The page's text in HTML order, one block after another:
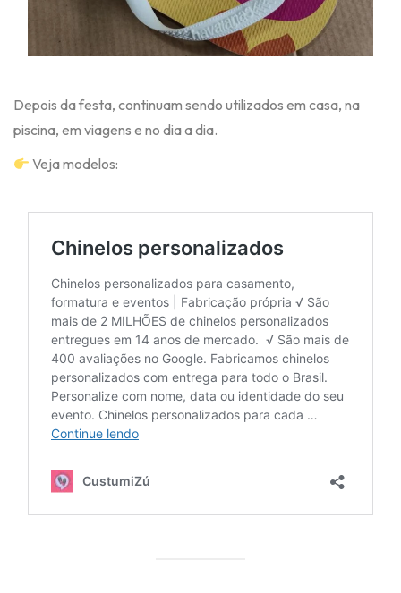
Depois da festa, continuam sendo utilizados em casa, na
piscina, em viagens e no dia a dia.
Veja modelos: